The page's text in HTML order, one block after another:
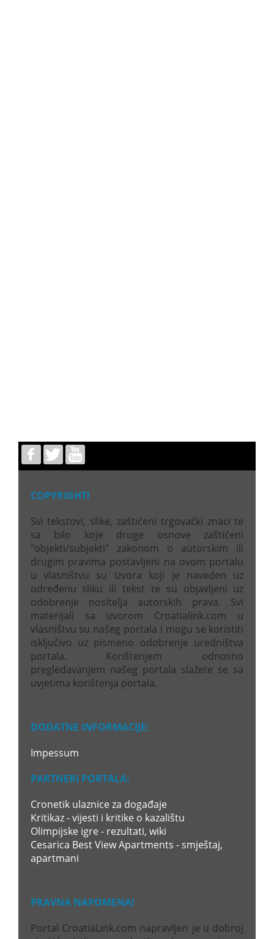
COPYRIGHT!
Svi tekstovi, slike, zaštićeni trgovački znaci te
sa bilo koje druge osnove zaštićeni
"objekti/subjekti" zakonom o autorskim ili
drugim pravima postavljeni na ovom portalu
u vlasništvu su izvora koji je naveden uz
određenu sliku ili tekst te su objavljeni uz
odobrenje nositelja autorskih prava. Svi
materijali sa izvorom Croatialink.com u
vlasništvu su našeg portala i mogu se koristiti
isključivo uz pismeno odobrenje uredništva
portala. Korištenjem odnosno
pregledavanjem našeg portala slažete se sa
uvjetima korištenja portala.
DODATNE INFORMACIJE:
Impessum
PARTNERI PORTALA:
Cronetik ulaznice za događaje
Kritikaz - vijesti i kritike o kazalištu
Olimpijske igre - rezultati, wiki
Cesarica Best View Apartments - smještaj,
apartmani
PRAVNA NAPOMENA!
Portal CroatiaLink.com napravljen je u dobroj